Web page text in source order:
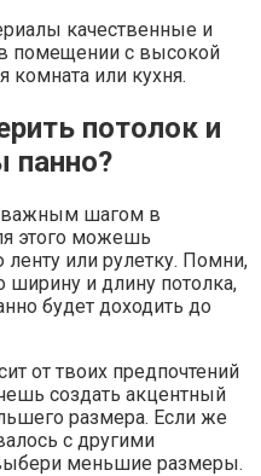
качественные и
помещении с высокой
комната или кухня.
потолок и
панно?
важным шагом в
этого можешь
или рулетку. Помни,
ширину и длину потолка,
будет доходить до
от твоих предпочтений
создать акцентный
размера. Если же
с другими
меньшие размеры.